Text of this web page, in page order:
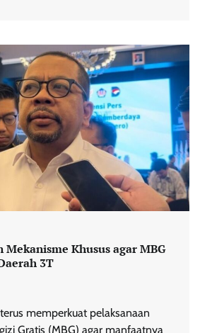
Mekanisme Khusus agar MBG
3T
terus memperkuat pelaksanaan
Gratis (MBG) agar manfaatnya